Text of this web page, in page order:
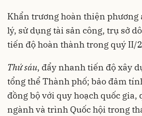
Khẩn trương hoàn thiện phương
lý, sử dụng tài sản công, trụ sở
tiến độ hoàn thành trong quý II/
Thứ sáu, đẩy nhanh tiến độ xây
tổng thể Thành phố; bảo đảm
đồng bộ với quy hoạch quốc gia,
ngành và trình Quốc hội trong